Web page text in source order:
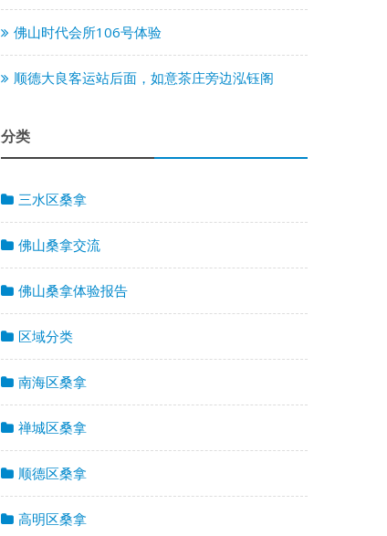
佛山时代会所106号体验
顺德大良客运站后面，如意茶庄旁边泓钰阁
分类
三水区桑拿
佛山桑拿交流
佛山桑拿体验报告
区域分类
南海区桑拿
禅城区桑拿
顺德区桑拿
高明区桑拿